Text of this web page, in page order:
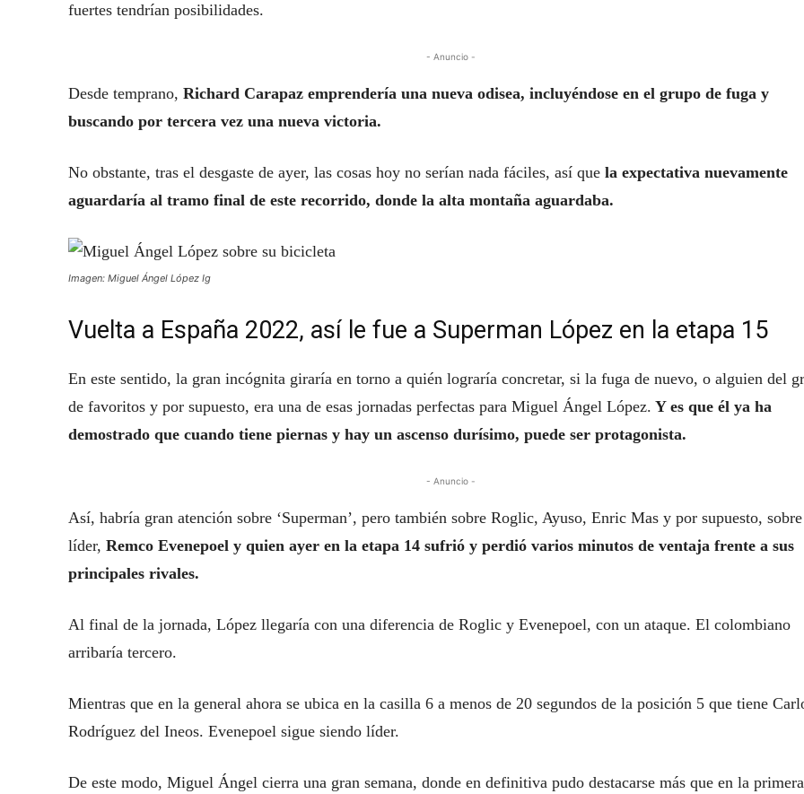
fuertes tendrían posibilidades.
- Anuncio -
Desde temprano, Richard Carapaz emprendería una nueva odisea, incluyéndose en el grupo de fuga y
buscando por tercera vez una nueva victoria.
No obstante, tras el desgaste de ayer, las cosas hoy no serían nada fáciles, así que la expectativa nuevamente
aguardaría al tramo final de este recorrido, donde la alta montaña aguardaba.
Imagen: Miguel Ángel López Ig
Vuelta a España 2022, así le fue a Superman López en la etapa 15
En este sentido, la gran incógnita giraría en torno a quién lograría concretar, si la fuga de nuevo, o alguien del
de favoritos y por supuesto, era una de esas jornadas perfectas para Miguel Ángel López. Y es que él ya ha
demostrado que cuando tiene piernas y hay un ascenso durísimo, puede ser protagonista.
- Anuncio -
Así, habría gran atención sobre ‘Superman’, pero también sobre Roglic, Ayuso, Enric Mas y por supuesto,
líder, Remco Evenepoel y quien ayer en la etapa 14 sufrió y perdió varios minutos de ventaja frente a sus
principales rivales.
Al final de la jornada, López llegaría con una diferencia de Roglic y Evenepoel, con un ataque. El colombiano
arribaría tercero.
Mientras que en la general ahora se ubica en la casilla 6 a menos de 20 segundos de la posición 5 que tiene
Rodríguez del Ineos. Evenepoel sigue siendo líder.
De este modo, Miguel Ángel cierra una gran semana, donde en definitiva pudo destacarse más que en la